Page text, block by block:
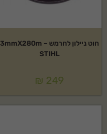
חוט ניילון לחרמש 3mmX280m –
STIHL
₪ 249